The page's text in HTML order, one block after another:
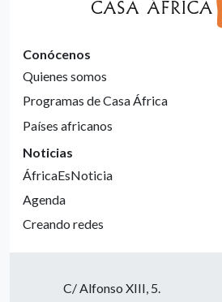
Conócenos
Quienes somos
Programas de Casa África
Países africanos
Noticias
ÁfricaEsNoticia
Agenda
Creando redes
C/ Alfonso XIII, 5.